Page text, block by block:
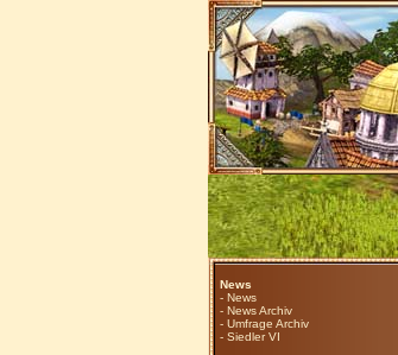
News
- News
- News Archiv
- Umfrage Archiv
- Siedler VI